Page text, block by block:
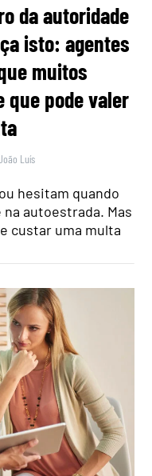
da autoridade
isto: agentes
muitos
que pode valer
Luís
hesitam quando
autoestrada. Mas
custar uma multa